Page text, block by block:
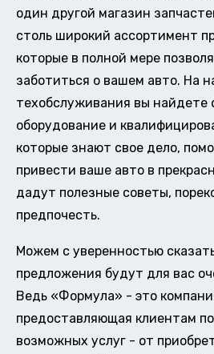
один другой магазин
столь широкий ассортимент
которые в полной мере
заботиться о вашем авто. На
техобслуживания вы найдете
оборудование и
которые знают свое дело,
привести ваше авто в
дадут полезные советы,
предпочесть.
Можем с уверенностью
предложения будут для вас
Ведь «Формула» - это
предоставляющая клиентам
возможных услуг - от